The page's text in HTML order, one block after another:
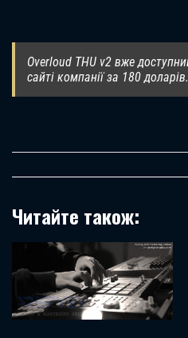
Overloud THU v2 вже
сайті компанії за 180 доларів.
Читайте також: